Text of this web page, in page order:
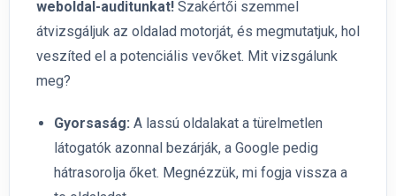
weboldal-auditunkat! Szakértői szemmel
átvizsgáljuk az oldalad motorját, és megmutatjuk, hol
veszíted el a potenciális vevőket. Mit vizsgálunk
meg?
Gyorsaság: A lassú oldalakat a türelmetlen
látogatók azonnal bezárják, a Google pedig
hátrasorolja őket. Megnézzük, mi fogja vissza a